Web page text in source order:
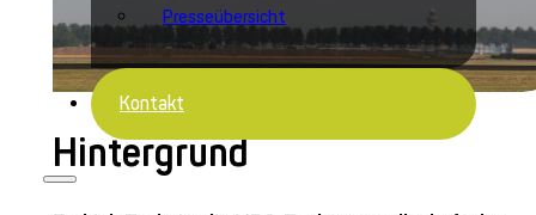
Presseübersicht
Kontakt
Hintergrund